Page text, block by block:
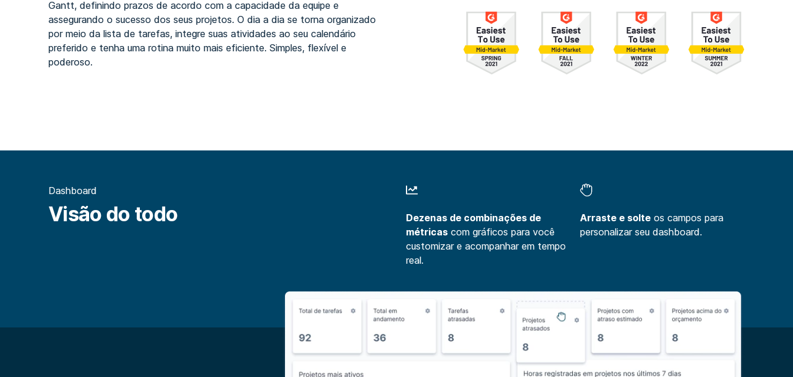
Gantt, definindo prazos de acordo com a capacidade da equipe e
assegurando o sucesso dos seus projetos. O dia a dia se torna organizado
por meio da lista de tarefas, integre suas atividades ao seu calendário
preferido e tenha uma rotina muito mais eficiente. Simples, flexível e
poderoso.
Dashboard
Visão do todo
Dezenas de combinações de
métricas com gráficos para você
customizar e acompanhar em tempo
real.
Arraste e solte os campos para
personalizar seu dashboard.